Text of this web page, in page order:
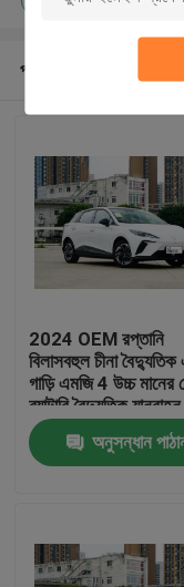
বাড়ি
প্রস্তাবিত পণ্য
2024 OEM রপ্তানি
বিলাসবহুল চীনা
গাড়ি এমজি 4 উচ্চ মানের
ব্যাটারি বৈদ্যুতিক
নতুন গাড়ি
অনুসন্ধান